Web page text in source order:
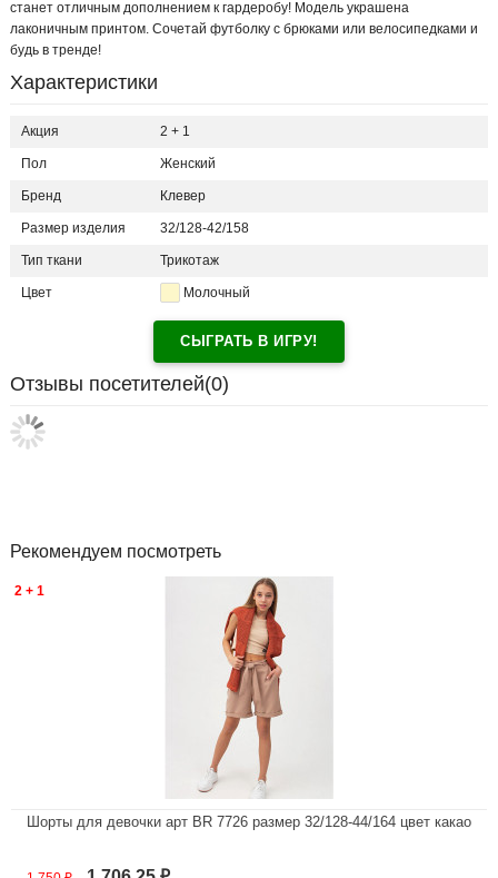
станет отличным дополнением к гардеробу! Модель украшена
лаконичным принтом. Сочетай футболку с брюками или велосипедками и
будь в тренде!
Характеристики
Акция 2 + 1
Пол Женский
Бренд Клевер
Размер изделия 32/128-42/158
Тип ткани Трикотаж
Цвет Молочный
СЫГРАТЬ В ИГРУ!
Отзывы посетителей(0)
Рекомендуем посмотреть
2 + 1
Шорты для девочки арт BR 7726 размер 32/128-44/164 цвет какао